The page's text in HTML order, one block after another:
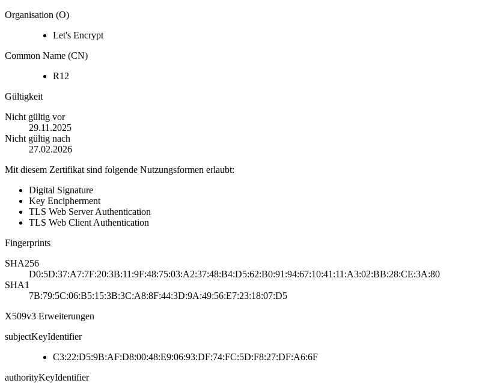
Organisation (O)
Let's Encrypt
Common Name (CN)
R12
Gültigkeit
Nicht gültig vor
29.11.2025
Nicht gültig nach
27.02.2026
Mit diesem Zertifikat sind folgende Nutzungsformen erlaubt:
Digital Signature
Key Encipherment
TLS Web Server Authentication
TLS Web Client Authentication
Fingerprints
SHA256
D0:5D:37:A7:7F:20:3B:11:9F:48:75:03:A2:37:48:B4:D5:62:B0:91:94:67:10:41:11:A3:02:BB:28:CE:3A:80
SHA1
7B:79:5C:06:B5:15:3B:3C:A8:8F:44:3D:9A:49:56:E7:23:18:07:D5
X509v3 Erweiterungen
subjectKeyIdentifier
C3:22:D5:9B:AF:D8:00:48:E9:06:93:DF:74:FC:5D:F8:27:DF:A6:6F
authorityKeyIdentifier